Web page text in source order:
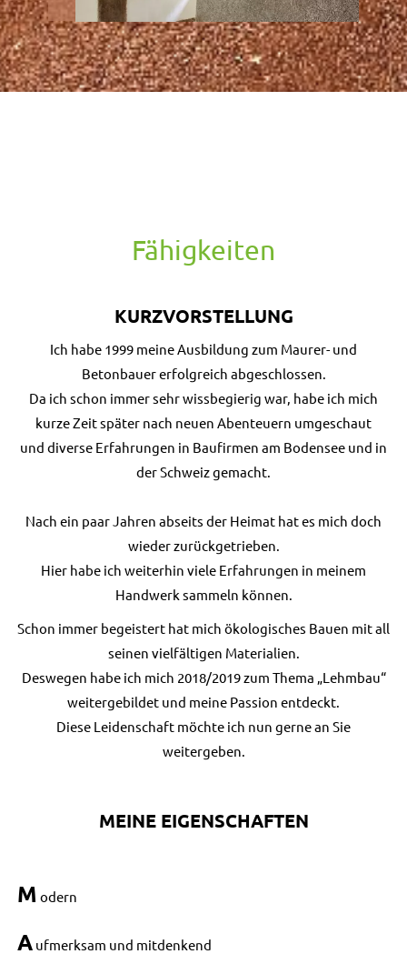
Fähigkeiten
KURZVORSTELLUNG
Ich habe 1999 meine Ausbildung zum Maurer- und
Betonbauer erfolgreich abgeschlossen.
Da ich schon immer sehr wissbegierig war, habe ich mich
kurze Zeit später nach neuen Abenteuern umgeschaut
und diverse Erfahrungen in Baufirmen am Bodensee und in
der Schweiz gemacht.
Nach ein paar Jahren abseits der Heimat hat es mich doch
wieder zurückgetrieben.
Hier habe ich weiterhin viele Erfahrungen in meinem
Handwerk sammeln können.
Schon immer begeistert hat mich ökologisches Bauen mit all
seinen vielfältigen Materialien.
Deswegen habe ich mich 2018/2019 zum Thema „Lehmbau“
weitergebildet und meine Passion entdeckt.
Diese Leidenschaft möchte ich nun gerne an Sie
weitergeben.
MEINE EIGENSCHAFTEN
M odern
Aufmerksam und mitdenkend